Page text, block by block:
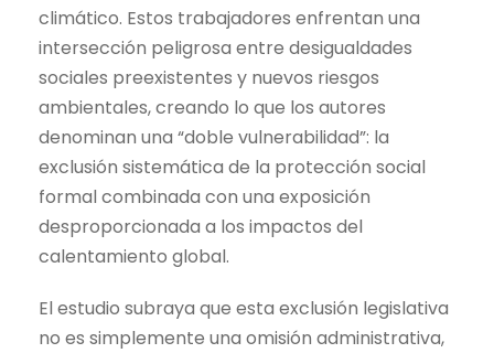
climático. Estos trabajadores enfrentan una
intersección peligrosa entre desigualdades
sociales preexistentes y nuevos riesgos
ambientales, creando lo que los autores
denominan una “doble vulnerabilidad”: la
exclusión sistemática de la protección social
formal combinada con una exposición
desproporcionada a los impactos del
calentamiento global.
El estudio subraya que esta exclusión legislativa
no es simplemente una omisión administrativa,